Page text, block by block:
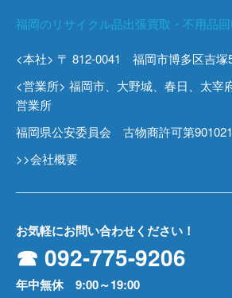
福岡のリサイクル品出張買取・不用品
<本社> 〒 812-0041 福岡市博多区吉塚
<営業所> 福岡市、大野城、春日、太宰
営業所
福岡県公安委員会 古物商許可第
>>会社概要
お気軽にお問い合わせください！
☎ 092-775-9206
年中無休 9:00～19:00